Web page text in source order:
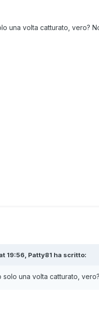
una volta catturato, vero?
19:56, Patty81 ha scritto:
una volta catturato,